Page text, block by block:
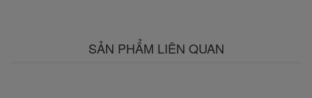
SẢN PHẨM LIÊN QUAN